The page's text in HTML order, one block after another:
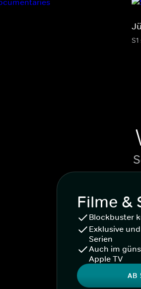
Filme &
Blockbuster
Exklusive
Serien
Auch im
Apple TV
AB